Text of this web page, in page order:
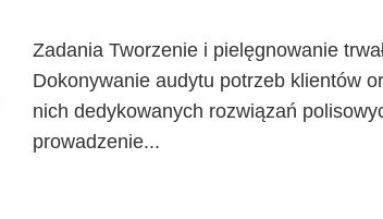
Zadania Tworzenie i pielęgnowanie
Dokonywanie audytu potrzeb klientów
nich dedykowanych rozwiązań
prowadzenie...